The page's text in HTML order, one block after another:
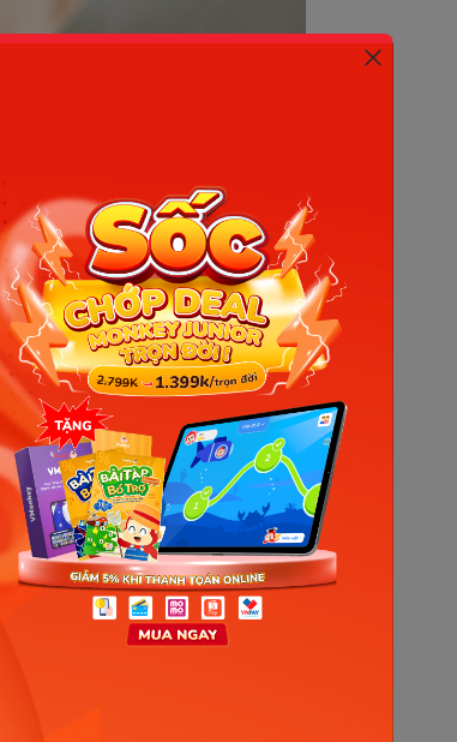
(Ảnh: Sưu tầm Internet)
ở người lớn. Cơ chế ọe có thể
lưỡi con chứ chưa đi sâu
động ở phần cuống lưỡi, lúc
mẹ lầm tưởng rằng việc
vô cùng lo sợ khi con ho,
con đang tự giải quyết được
quá to, con sẽ học được
xử lý thức ăn an toàn.